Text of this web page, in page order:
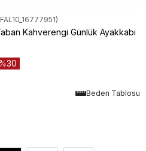
Kahverengi Günlük Ayakkabı
30
Beden Tablosu